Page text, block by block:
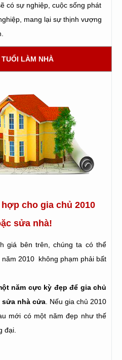
có sự nghiệp, cuộc sống phát
mang lại sự thịnh vượng
LÀM NHÀ
cho gia chủ 2010
sửa nhà!
giá bên trên, chúng ta có thể
2010 không phạm phải bất
năm cực kỳ đẹp để gia chủ
sửa nhà cửa . Nếu gia chủ 2010
mới có một năm đẹp như thế
đại.